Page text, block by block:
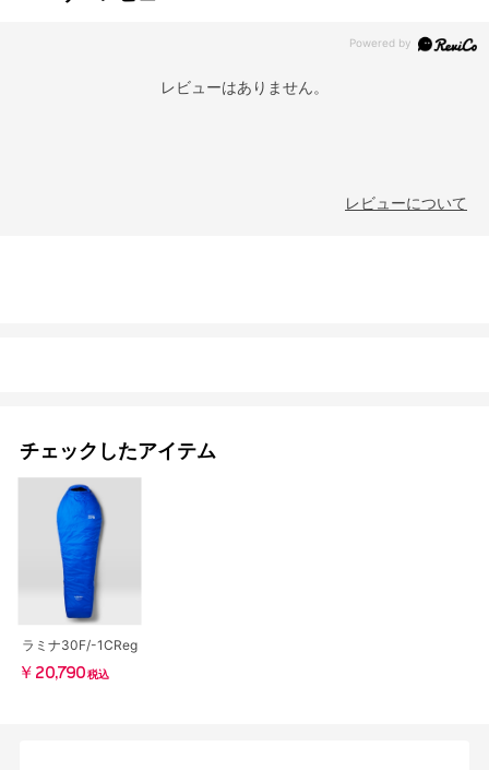
レビューはありません。
レビューについて
チェックしたアイテム
ラミナ30F/-1CReg
￥20,790 税込